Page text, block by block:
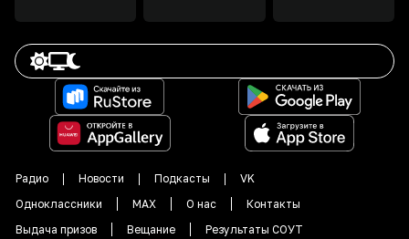
Радио Новости Подкасты
VK
Одноклассники
MAX О нас
Контакты
Выдача призов
Вещание Результаты СОУТ